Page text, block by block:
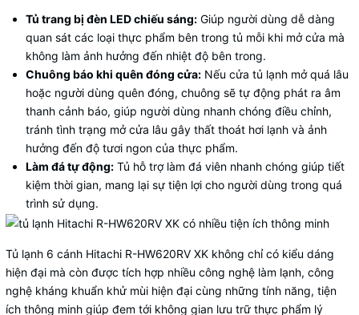
Tủ trang bị đèn LED chiếu sáng: Giúp người dùng dễ dàng
quan sát các loại thực phẩm bên trong tủ mỗi khi mở cửa mà
không làm ảnh hưởng đến nhiệt độ bên trong.
Chuông báo khi quên đóng cửa: Nếu cửa tủ lạnh mở quá lâu
hoặc người dùng quên đóng, chuông sẽ tự động phát ra âm
thanh cảnh báo, giúp người dùng nhanh chóng điều chỉnh,
tránh tình trạng mở cửa lâu gây thất thoát hơi lạnh và ảnh
hưởng đến độ tươi ngon của thực phẩm.
Làm đá tự động: Tủ hỗ trợ làm đá viên nhanh chóng giúp tiết
kiệm thời gian, mang lại sự tiện lợi cho người dùng trong quá
trình sử dụng.
Tủ lạnh 6 cánh Hitachi R-HW620RV XK không chỉ có kiểu dáng
hiện đại mà còn được tích hợp nhiều công nghệ làm lạnh, công
nghệ kháng khuẩn khử mùi hiện đại cùng những tính năng, tiện
ích thông minh giúp đem tới không gian lưu trữ thực phẩm lý